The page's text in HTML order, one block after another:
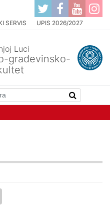
SERVIS UPIS 2026/2027
Luci
građevinsko-